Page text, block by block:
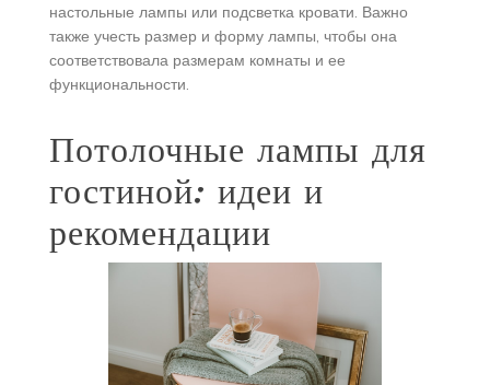
настольные лампы или подсветка кровати. Важно
также учесть размер и форму лампы, чтобы она
соответствовала размерам комнаты и ее
функциональности.
Потолочные лампы для
гостиной: идеи и
рекомендации